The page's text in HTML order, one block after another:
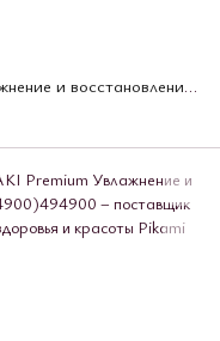
Набор шампуня и кондиционера Увлажнение и восстановление TSUBAKI Premium 2 шт *450 мл (495532)